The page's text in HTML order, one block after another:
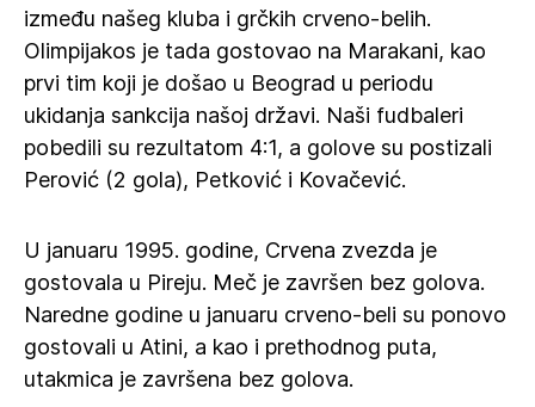
između našeg kluba i grčkih crveno-belih.
Olimpijakos je tada gostovao na Marakani, kao
prvi tim koji je došao u Beograd u periodu
ukidanja sankcija našoj državi. Naši fudbaleri
pobedili su rezultatom 4:1, a golove su postizali
Perović (2 gola), Petković i Kovačević.
U januaru 1995. godine, Crvena zvezda je
gostovala u Pireju. Meč je završen bez golova.
Naredne godine u januaru crveno-beli su ponovo
gostovali u Atini, a kao i prethodnog puta,
utakmica je završena bez golova.